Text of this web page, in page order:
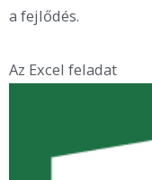
a fejlődés.
Az Excel feladat